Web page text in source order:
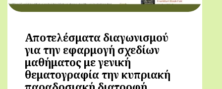
Αποτελέσματα διαγωνισμού
για την εφαρμογή σχεδίων
μαθήματος με γενική
θεματογραφία την κυπριακή